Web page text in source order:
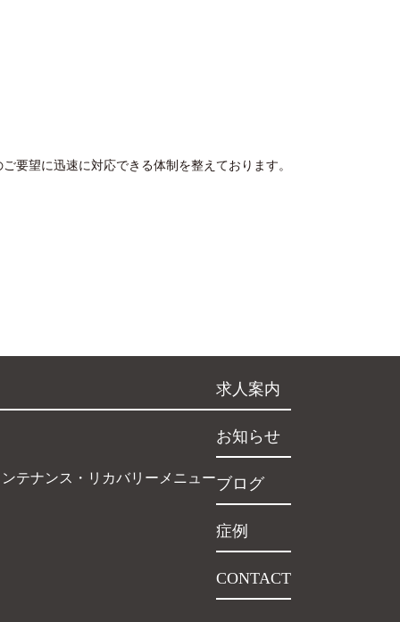
要望に迅速に対応できる体制を整えております。
テナンス・リカバリーメニュー
求人案内
お知らせ
ブログ
症例
CONTACT